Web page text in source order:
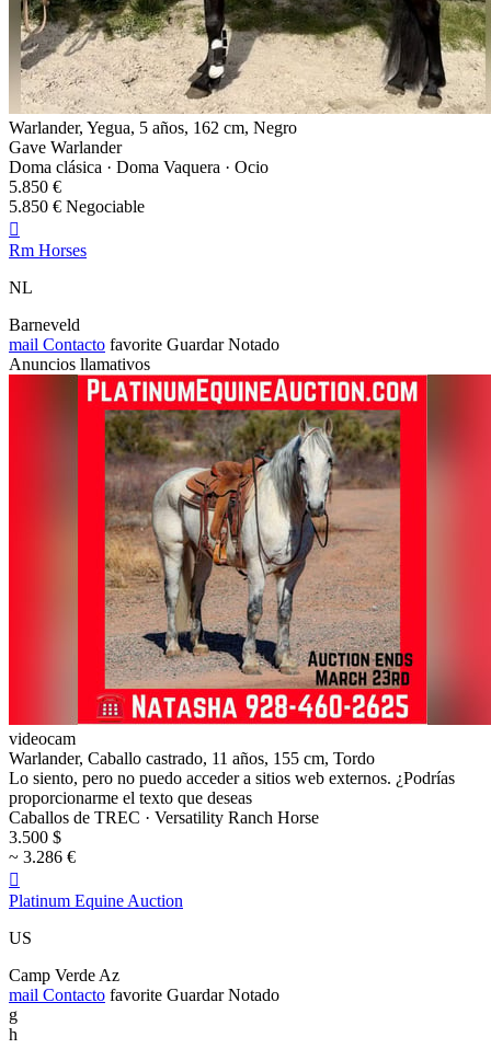
Warlander, Yegua, 5 años, 162 cm, Negro
Gave Warlander
Doma clásica · Doma Vaquera · Ocio
5.850 €
5.850 € Negociable

Rm Horses
NL
Barneveld
mail Contacto favorite Guardar Notado
Anuncios llamativos
videocam
Warlander, Caballo castrado, 11 años, 155 cm, Tordo
Lo siento, pero no puedo acceder a sitios web externos. ¿Podrías
proporcionarme el texto que deseas
Caballos de TREC · Versatility Ranch Horse
3.500 $
~ 3.286 €

Platinum Equine Auction
US
Camp Verde Az
mail Contacto favorite Guardar Notado
g
h